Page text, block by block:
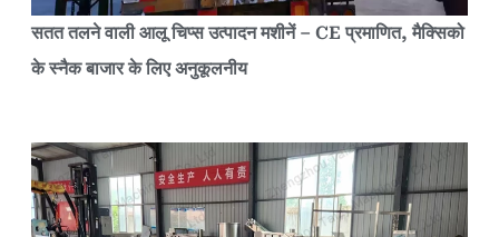
सतत तलने वाली आलू चिप्स उत्पादन मशीनें – CE प्रमाणित, मैक्सिको
के स्नैक बाजार के लिए अनुकूलनीय